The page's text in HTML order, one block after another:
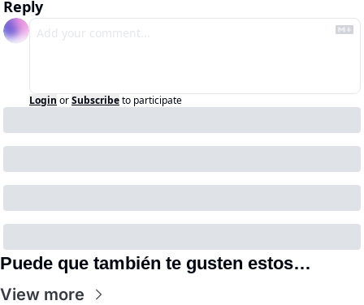
Reply
Login orSubscribeto participate
Puede que también te gusten estos…
View more